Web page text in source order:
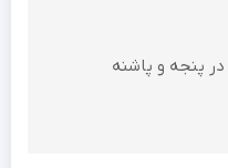
پنجه و پاشنه